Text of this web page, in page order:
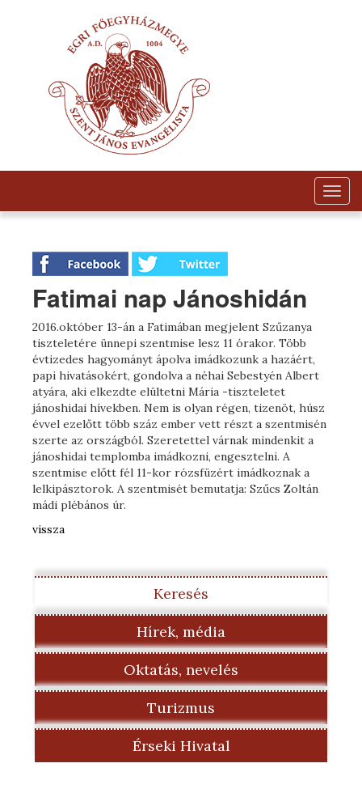
Fatimai nap Jánoshidán
2016.október 13-án a Fatimában megjelent Szűzanya
tiszteletére ünnepi szentmise lesz 11 órakor. Több
évtizedes hagyományt ápolva imádkozunk a hazáért,
papi hivatásokért, gondolva a néhai Sebestyén Albert
atyára, aki elkezdte elültetni Mária -tiszteletet
jánoshidai hívekben. Nem is olyan régen, tizenöt, húsz
évvel ezelőtt több száz ember vett részt a szentmisén
szerte az országból. Szeretettel várnak mindenkit a
jánoshidai templomba imádkozni, engesztelni. A
szentmise előtt fél 11-kor rózsfüzért imádkoznak a
lelkipásztorok. A szentmisét bemutatja: Szűcs Zoltán
mádi plébános úr.
vissza
Keresés
Hírek, média
Oktatás, nevelés
Turizmus
Érseki Hivatal